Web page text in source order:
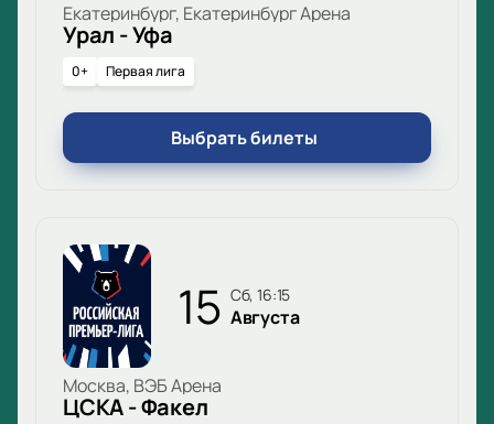
Екатеринбург, Екатеринбург Арена
Урал - Уфа
0+ Первая лига
Выбрать билеты
15 сб, 16:15
Августа
Москва, ВЭБ Арена
ЦСКА - Факел